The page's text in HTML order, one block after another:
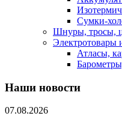
Сумки-
Шнуры, тросы,
Электротовары
Атласы,
Наши новости
07.08.2026